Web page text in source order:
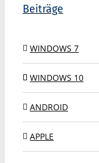
Beiträge
WINDOWS 7
WINDOWS 10
ANDROID
APPLE